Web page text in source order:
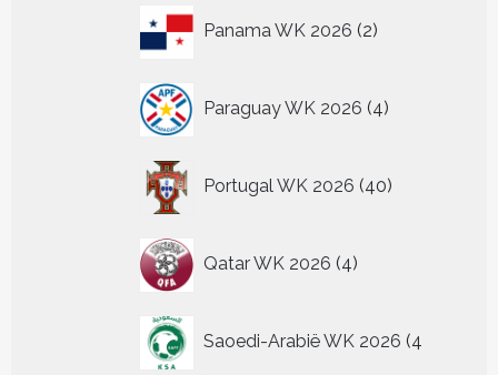
Panama WK 2026 2
producten
Paraguay WK 2026 4
producten
Portugal WK 2026 40
producten
Qatar WK 2026 4
producten
Saoedi-Arabië WK 2026 4